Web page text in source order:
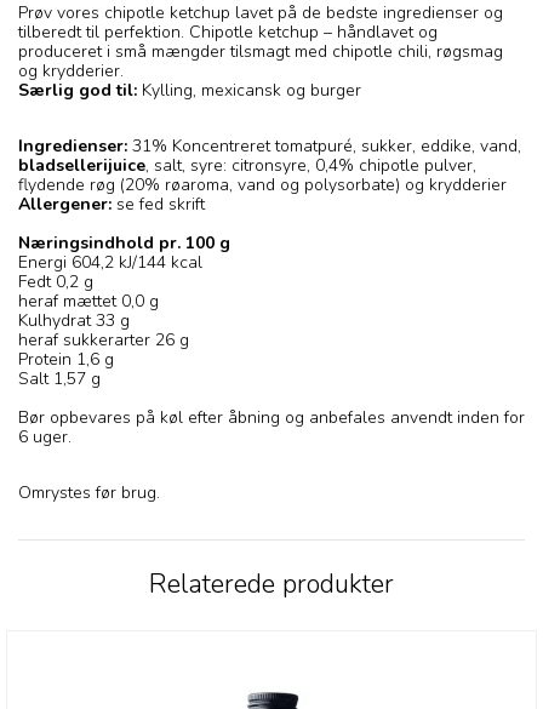
Prøv vores chipotle ketchup lavet på de bedste ingredienser og
tilberedt til perfektion. Chipotle ketchup – håndlavet og
produceret i små mængder tilsmagt med chipotle chili, røgsmag
og krydderier.
Særlig god til: Kylling, mexicansk og burger
Ingredienser: 31% Koncentreret tomatpuré, sukker, eddike, vand,
bladsellerijuice, salt, syre: citronsyre, 0,4% chipotle pulver,
flydende røg (20% røaroma, vand og polysorbate) og krydderier
Allergener: se fed skrift
Næringsindhold pr. 100 g
Energi 604,2 kJ/144 kcal
Fedt 0,2 g
heraf mættet 0,0 g
Kulhydrat 33 g
heraf sukkerarter 26 g
Protein 1,6 g
Salt 1,57 g
Bør opbevares på køl efter åbning og anbefales anvendt inden for
6 uger.
Omrystes før brug.
Relaterede produkter